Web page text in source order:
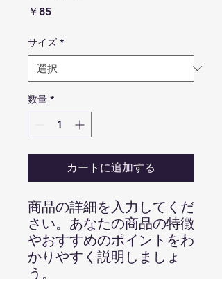
￥85価
サイズ *
数量 *
カートに追加する
商品の詳細を入力してくだ
さい。あなたの商品の特徴
やおすすめのポイントをわ
かりやすく説明しましょ
う。